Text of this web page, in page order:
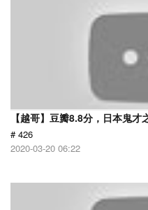
【越哥】豆瓣8.8分，日本鬼才
# 426
2020-03-20 06:22